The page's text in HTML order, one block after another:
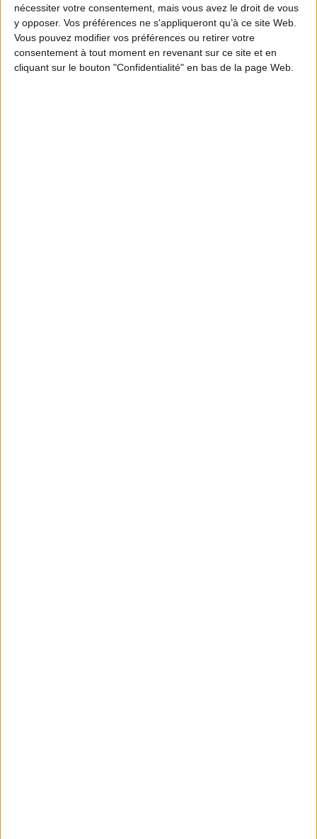
nécessiter votre consentement, mais vous avez le droit de vous
y opposer. Vos préférences ne s'appliqueront qu’à ce site Web.
Vous pouvez modifier vos préférences ou retirer votre
consentement à tout moment en revenant sur ce site et en
cliquant sur le bouton "Confidentialité" en bas de la page Web.